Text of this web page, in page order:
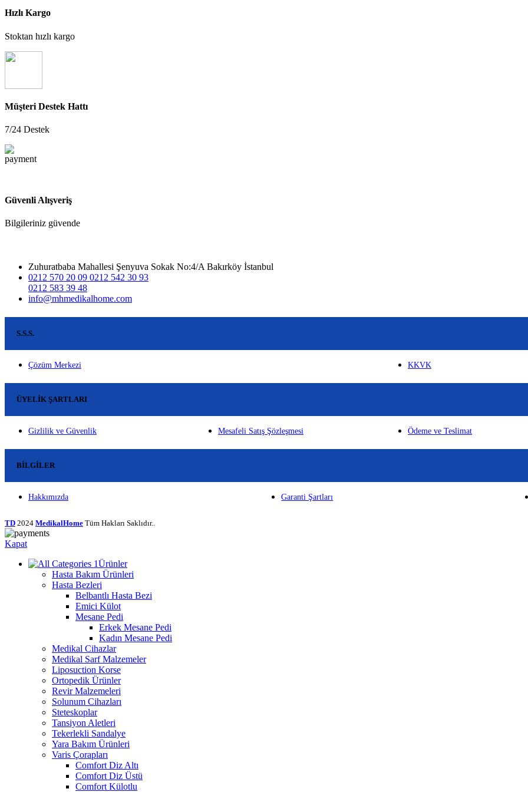
Hızlı Kargo
Stoktan hızlı kargo
Müşteri Destek Hattı
7/24 Destek
Güvenli Alışveriş
Bilgileriniz güvende
Zuhuratbaba Mahallesi Şenyuva Sokak No:4/A Bakırköy İstanbul
0212 570 20 09 0212 542 30 93
0212 583 39 48
info@mhmedikalhome.com
S.S.S.
Çözüm Merkezi KKVK
ÜYELIK ŞARTLARI
Gizlilik ve Güvenlik Mesafeli Satış Şözleşmesi Ödeme ve Teslimat
BILGILER
Hakkımızda Garanti Şartları
TD 2024 MedikalHome Tüm Hakları Saklıdır..
Kapat
Ürünler
Hasta Bakım Ürünleri
Hasta Bezleri
Belbantlı Hasta Bezi
Emici Külot
Mesane Pedi
Erkek Mesane Pedi
Kadın Mesane Pedi
Medikal Cihazlar
Medikal Sarf Malzemeler
Liposuction Korse
Ortopedik Ürünler
Revir Malzemeleri
Solunum Cihazları
Steteskoplar
Tansiyon Aletleri
Tekerlekli Sandalye
Yara Bakım Ürünleri
Varis Çorapları
Comfort Diz Altı
Comfort Diz Üstü
Comfort Külotlu